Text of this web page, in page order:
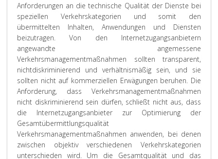
Anforderungen an die technische Qualität der Dienste bei
speziellen Verkehrskategorien und somit den
übermittelten Inhalten, Anwendungen und Diensten
beizutragen. Von den Internetzugangsanbietern
angewandte angemessene
Verkehrsmanagementmaßnahmen sollten transparent,
nichtdiskriminierend und verhältnismäßig sein, und sie
sollten nicht auf kommerziellen Erwägungen beruhen. Die
Anforderung, dass Verkehrsmanagementmaßnahmen
nicht diskriminierend sein dürfen, schließt nicht aus, dass
die Internetzugangsanbieter zur Optimierung der
Gesamtübermittlungsqualität
Verkehrsmanagementmaßnahmen anwenden, bei denen
zwischen objektiv verschiedenen Verkehrskategorien
unterschieden wird. Um die Gesamtqualität und das